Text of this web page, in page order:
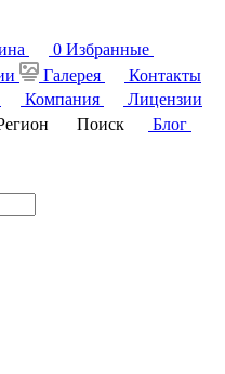
0 Избранные
Галерея
Контакты
Компания
Лицензии
Поиск
Блог